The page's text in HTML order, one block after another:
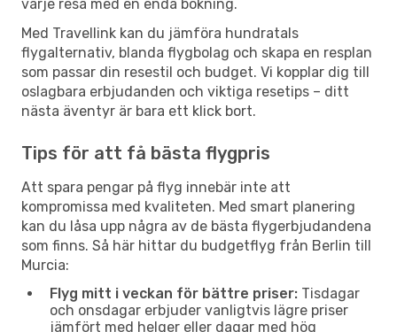
varje resa med en enda bokning.
Med Travellink kan du jämföra hundratals
flygalternativ, blanda flygbolag och skapa en resplan
som passar din resestil och budget. Vi kopplar dig till
oslagbara erbjudanden och viktiga resetips – ditt
nästa äventyr är bara ett klick bort.
Tips för att få bästa flygpris
Att spara pengar på flyg innebär inte att
kompromissa med kvaliteten. Med smart planering
kan du låsa upp några av de bästa flygerbjudandena
som finns. Så här hittar du budgetflyg från Berlin till
Murcia:
Flyg mitt i veckan för bättre priser: Tisdagar
och onsdagar erbjuder vanligtvis lägre priser
jämfört med helger eller dagar med hög